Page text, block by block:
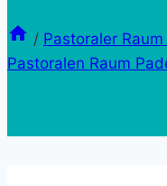
/ Pastoraler
Pastoralen Raum